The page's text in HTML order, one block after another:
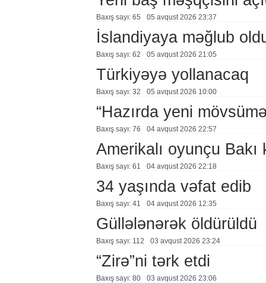
Baxış sayı: 65 05 avqust 2026 23:37
İslandiyaya məğlub
Baxış sayı: 62 05 avqust 2026 21:05
Türkiyəyə yollanacaq
Baxış sayı: 32 05 avqust 2026 10:00
“Hazırda yeni
Baxış sayı: 76 04 avqust 2026 22:57
Amerikalı oyunçu Bakı
Baxış sayı: 61 04 avqust 2026 22:18
34 yaşında vəfat edib
Baxış sayı: 41 04 avqust 2026 12:35
Güllələnərək öldürüldü
Baxış sayı: 112 03 avqust 2026 23:24
“Zirə”ni tərk etdi
Baxış sayı: 80 03 avqust 2026 23:06